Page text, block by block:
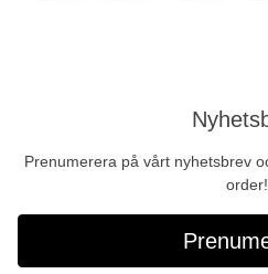
Prenumerera på vårt nyhetsbrev
order!